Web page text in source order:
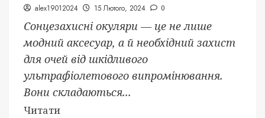
alex19012024 15 Лютого, 2024 0
Сонцезахисні окуляри — це не лише
модний аксесуар, а й необхідний захист
для очей від шкідливого
ультрафіолетового випромінювання.
Вони складаються...
Читати